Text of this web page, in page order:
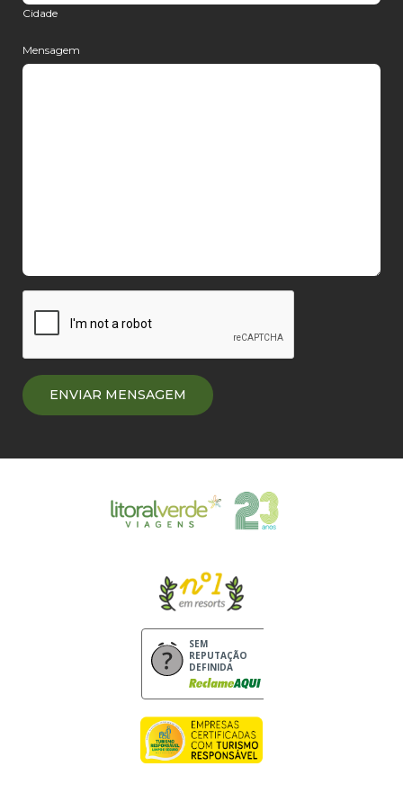
Cidade
Mensagem
SEM
REPUTAÇÃO
DEFINIDA